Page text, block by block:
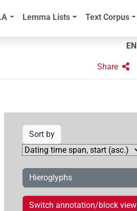
Lemma Lists Text Corpus
EN
Share
Sort by
Hieroglyphs
Switch annotation/block view